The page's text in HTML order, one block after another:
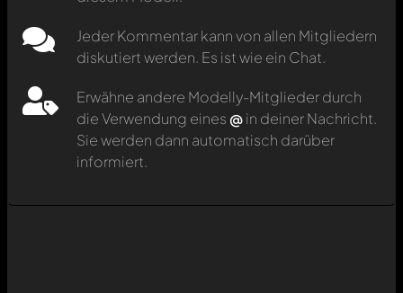
Jeder Kommentar kann von allen Mitgliedern
diskutiert werden. Es ist wie ein Chat.
Erwähne andere Modelly-Mitglieder durch
die Verwendung eines @in deiner Nachricht.
Sie werden dann automatisch darüber
informiert.